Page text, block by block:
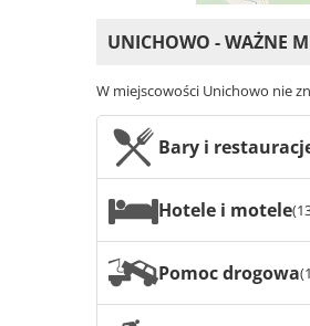
UNICHOWO - WAŻNE
W miejscowości Unichowo nie
Bary i
Hotele i motele
Pomoc drogowa